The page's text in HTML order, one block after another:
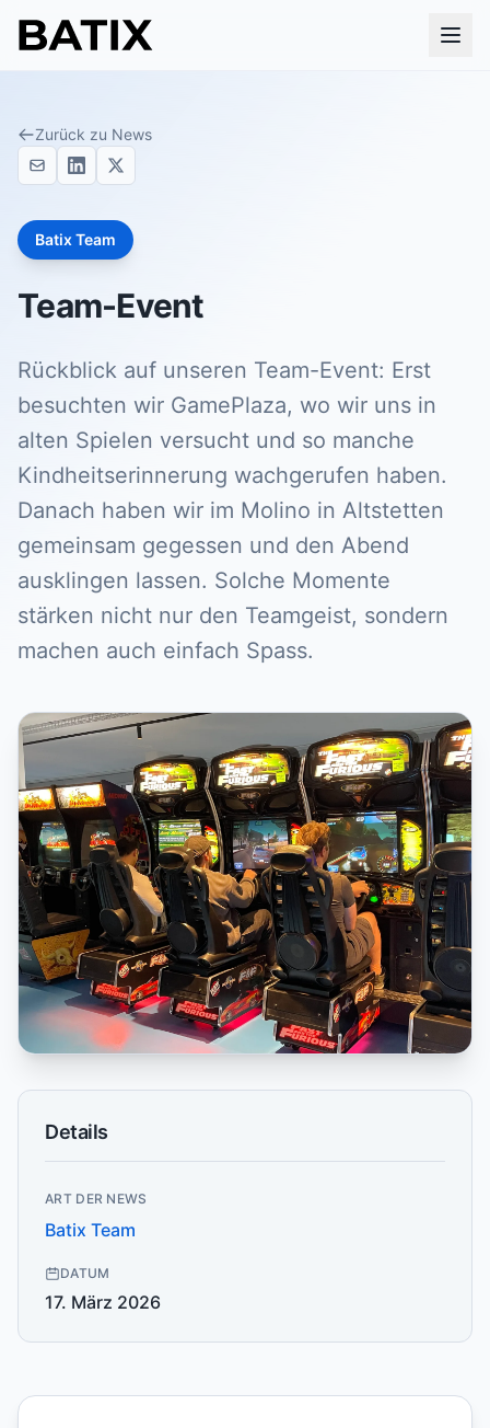
Zurück zu News
Batix Team
Team-Event
Rückblick auf unseren Team-Event: Erst
besuchten wir GamePlaza, wo wir uns in
alten Spielen versucht und so manche
Kindheitserinnerung wachgerufen haben.
Danach haben wir im Molino in Altstetten
gemeinsam gegessen und den Abend
ausklingen lassen. Solche Momente
stärken nicht nur den Teamgeist, sondern
machen auch einfach Spass.
Details
ART DER NEWS
Batix Team
DATUM
17. März 2026